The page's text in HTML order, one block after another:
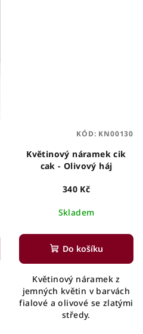
Květinový náramek cik
cak - Olivový háj
340 Kč
Skladem
Do košíku
Květinový náramek z
jemných květin v barvách
fialové a olivové se zlatými
středy.
KÓD: KN00130